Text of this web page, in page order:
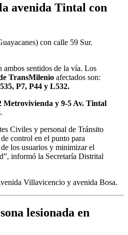
avenida Tintal con
con calle 59 Sur.
sentidos de la vía. Los
TransMilenio afectados son:
P7, P44 y L532.
Metrovivienda y 9-5 Av. Tintal
Civiles y personal de Tránsito
control en el punto para
los usuarios y minimizar el
informó la Secretaría Distrital
Villavicencio y avenida Bosa.
lesionada en